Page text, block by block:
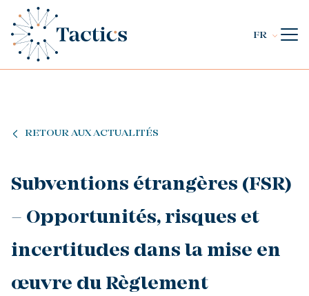
FR
RETOUR AUX ACTUALITÉS
Subventions étrangères (FSR)
– Opportunités, risques et
incertitudes dans la mise en
œuvre du Règlement